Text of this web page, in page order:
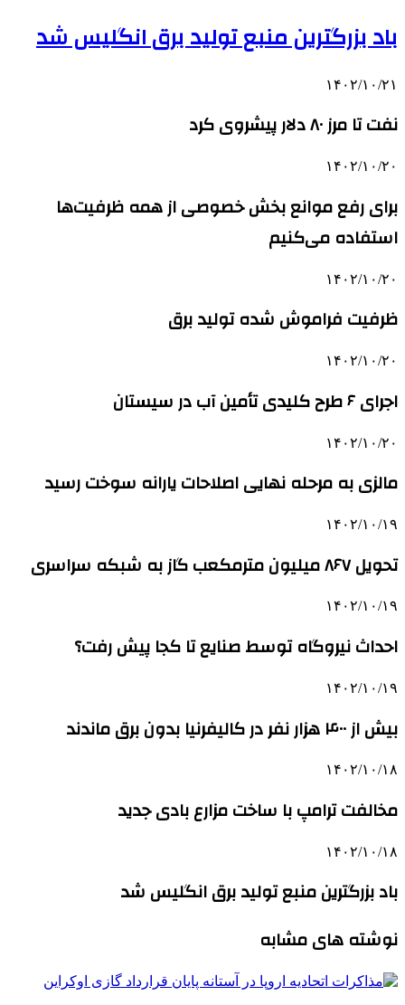
باد بزرگترین منبع تولید برق انگلیس شد
۱۴۰۲/۱۰/۲۱
نفت تا مرز ۸۰ دلار پیشروی کرد
۱۴۰۲/۱۰/۲۰
برای رفع موانع بخش خصوصی از همه ظرفیت‌ها
استفاده می‌کنیم
۱۴۰۲/۱۰/۲۰
ظرفیت فراموش شده تولید برق
۱۴۰۲/۱۰/۲۰
اجرای ۶ طرح کلیدی تأمین آب در سیستان
۱۴۰۲/۱۰/۲۰
مالزی به مرحله نهایی اصلاحات یارانه سوخت رسید
۱۴۰۲/۱۰/۱۹
تحویل ۸۶۷ میلیون مترمکعب گاز به شبکه سراسری
۱۴۰۲/۱۰/۱۹
احداث نیروگاه توسط صنایع تا کجا پیش رفت؟
۱۴۰۲/۱۰/۱۹
بیش از ۴۰۰ هزار نفر در کالیفرنیا بدون برق ماندند
۱۴۰۲/۱۰/۱۸
مخالفت ترامپ با ساخت مزارع بادی جدید
۱۴۰۲/۱۰/۱۸
باد بزرگترین منبع تولید برق انگلیس شد
نوشته های مشابه